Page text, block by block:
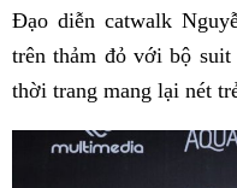
Đạo diễn catwalk
trên thảm đỏ với bộ
thời trang mang lại nét